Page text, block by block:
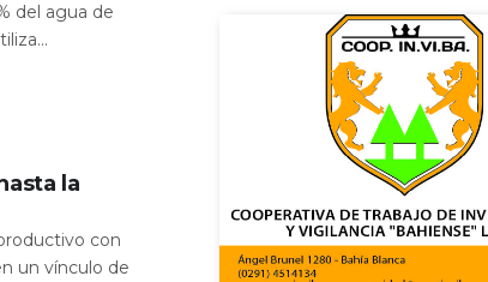
del agua de
la
con
un vínculo de